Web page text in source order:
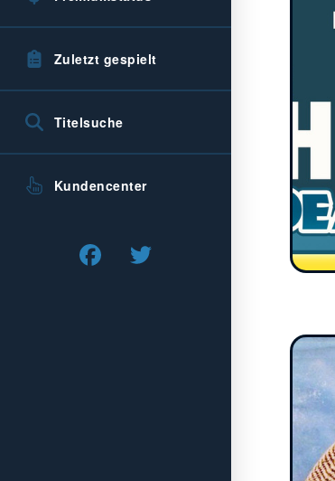
Zuletzt gespielt
Titelsuche
Kundencenter